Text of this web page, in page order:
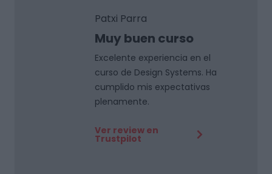
Patxi Parra
Muy buen curso
Excelente experiencia en el
curso de Design Systems. Ha
cumplido mis expectativas
plenamente.
Ver review en
Trustpilot